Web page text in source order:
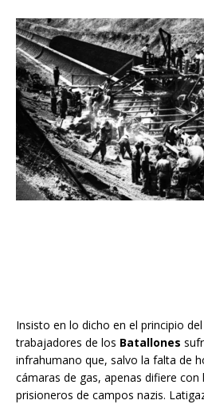
Insisto en lo dicho en el principio
trabajadores de los Batallones
infrahumano que, salvo la falta de
cámaras de gas, apenas difiere
prisioneros de campos nazis.